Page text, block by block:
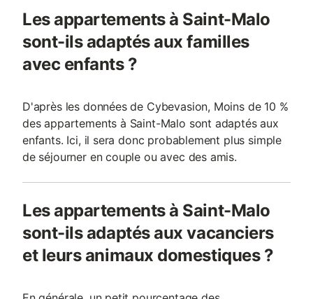
Les appartements à Saint-Malo
sont-ils adaptés aux familles
avec enfants ?
D'après les données de Cybevasion, Moins de 10 %
des appartements à Saint-Malo sont adaptés aux
enfants. Ici, il sera donc probablement plus simple
de séjourner en couple ou avec des amis.
Les appartements à Saint-Malo
sont-ils adaptés aux vacanciers
et leurs animaux domestiques ?